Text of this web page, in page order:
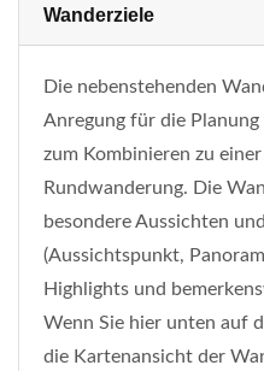
Wanderziele
Die nebenstehenden
Anregung für die
zum Kombinieren zu
Rundwanderung. Die
besondere Aussichten
(Aussichtspunkt,
Highlights und
Wenn Sie hier unten auf
die Kartenansicht der